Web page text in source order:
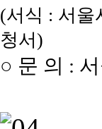
(서식 : 서
청서)
○ 문 의 :